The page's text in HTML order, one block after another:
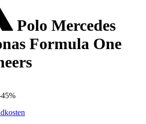
Polo Mercedes
Formula One